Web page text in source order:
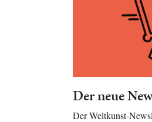
Der neue
Der Weltkunst-